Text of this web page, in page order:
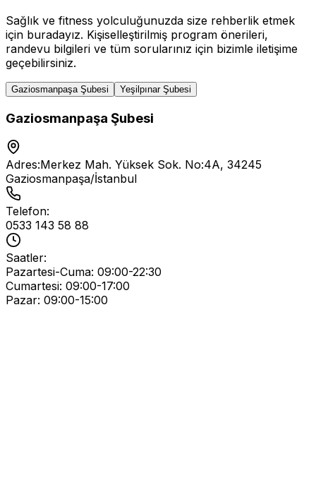
Sağlık ve fitness yolculuğunuzda size rehberlik etmek
için buradayız. Kişiselleştirilmiş program önerileri,
randevu bilgileri ve tüm sorularınız için bizimle iletişime
geçebilirsiniz.
Gaziosmanpaşa Şubesi Yeşilpınar Şubesi
Gaziosmanpaşa Şubesi
Adres:Merkez Mah. Yüksek Sok. No:4A, 34245
Gaziosmanpaşa/İstanbul
Telefon:
0533 143 58 88
Saatler:
Pazartesi-Cuma: 09:00-22:30
Cumartesi: 09:00-17:00
Pazar: 09:00-15:00